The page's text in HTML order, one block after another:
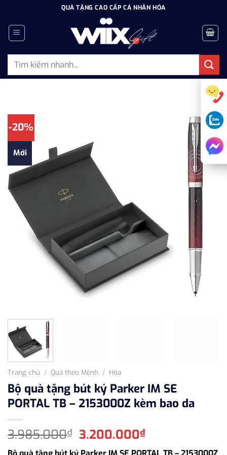
dung
QUÀ TẶNG CAO CẤP CÁ NHÂN HÓA
Tìm
-20%
Mới
Trang chủ / Quà theo Mệnh / Hỏa
Bộ quà tặng bút ký Parker IM SE
PORTAL TB – 2153000Z kèm bao da
3.985.000₫ Giá
gốc
3.200.000₫Giá
hiện